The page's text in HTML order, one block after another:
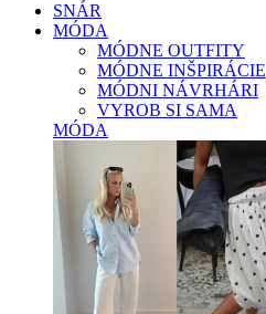
SNÁR
MÓDA
MÓDNE OUTFITY
MÓDNE INŠPIRÁCIE
MÓDNI NÁVRHÁRI
VYROB SI SAMA
MÓDA